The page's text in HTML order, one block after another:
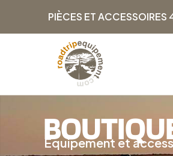
PIÈCES ET
Équipement et